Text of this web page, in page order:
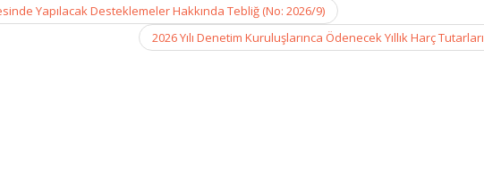
Yapılacak Desteklemeler Hakkında Tebliğ (No: 2026/9)
2026 Yılı Denetim Kuruluşlarınca Ödenecek Yıllık Harç Tutarları